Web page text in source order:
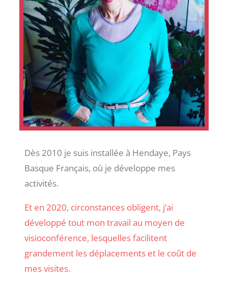
Dès 2010 je suis installée à Hendaye, Pays
Basque Français, où je développe mes
activités.
Et en 2020, circonstances obligent, j’ai
développé tout mon travail au moyen de
visioconférence, lesquelles facilitent
grandement les déplacements et le coût de
mes visites.